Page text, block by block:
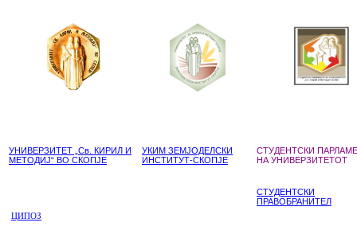
УНИВЕРЗИТЕТ „Св. КИРИЛ И
МЕТОДИЈ“ ВО СКОПЈЕ
УКИМ ЗЕМЈОДЕЛСКИ
ИНСТИТУТ-СКОПЈЕ
СТУДЕНТСКИ
НА УНИВЕРЗИТЕТОТ
СТУДЕНТСКИ
ПРАВОБРАНИТЕЛ
ЦИПОЗ